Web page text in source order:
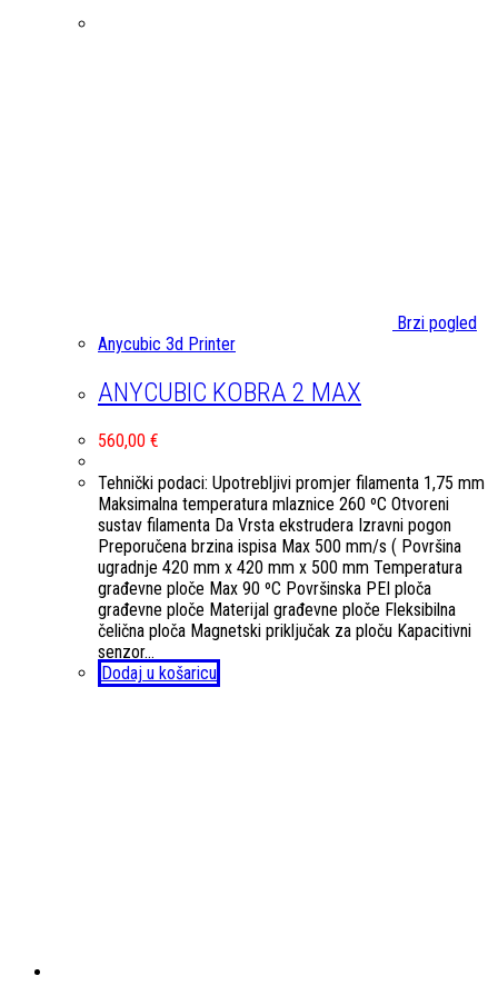
Brzi pogled
Anycubic 3d Printer
ANYCUBIC KOBRA 2 MAX
560,00 €
Tehnički podaci: Upotrebljivi promjer filamenta 1,75 mm
Maksimalna temperatura mlaznice 260 ºC Otvoreni
sustav filamenta Da Vrsta ekstrudera Izravni pogon
Preporučena brzina ispisa Max 500 mm/s ( Površina
ugradnje 420 mm x 420 mm x 500 mm Temperatura
građevne ploče Max 90 ºC Površinska PEI ploča
građevne ploče Materijal građevne ploče Fleksibilna
čelična ploča Magnetski priključak za ploču Kapacitivni
senzor…
Dodaj u košaricu